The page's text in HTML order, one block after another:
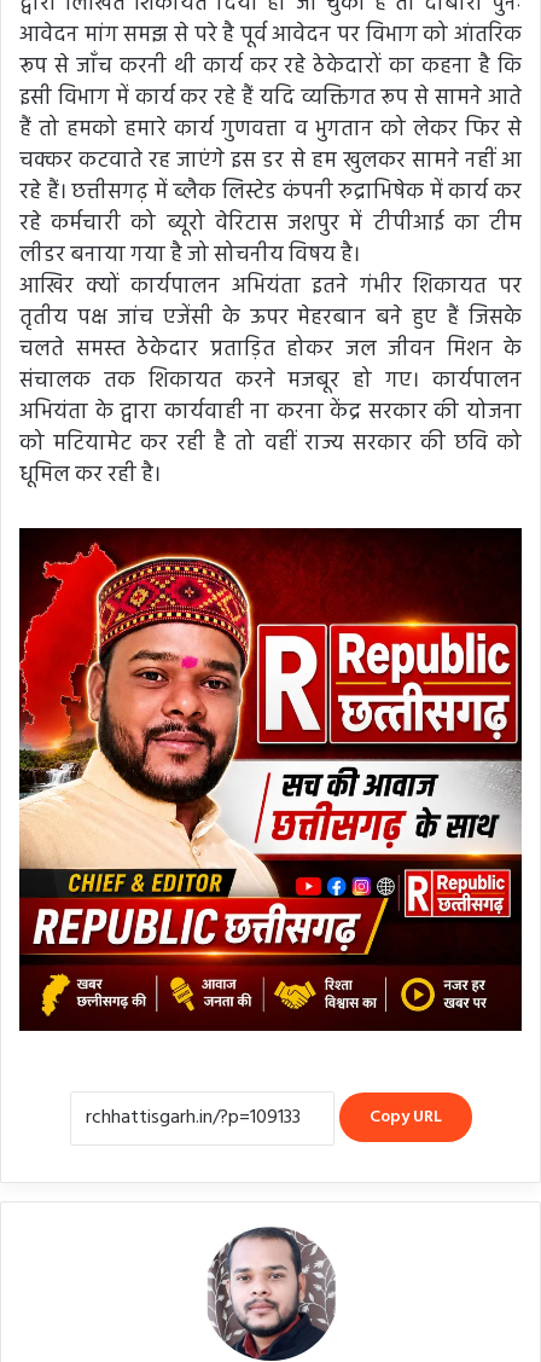
आवेदन मांग समझ से परे है पूर्व आवेदन पर विभाग को आंतरिक
रूप से जाँच करनी थी कार्य कर रहे ठेकेदारों का कहना है कि
इसी विभाग में कार्य कर रहे हैं यदि व्यक्तिगत रूप से सामने आते
हैं तो हमको हमारे कार्य गुणवत्ता व भुगतान को लेकर फिर से
चक्कर कटवाते रह जाएंगे इस डर से हम खुलकर सामने नहीं आ
रहे हैं। छत्तीसगढ़ में ब्लैक लिस्टेड कंपनी रुद्राभिषेक में कार्य कर
रहे कर्मचारी को ब्यूरो वेरिटास जशपुर में टीपीआई का टीम
लीडर बनाया गया है जो सोचनीय विषय है।
आखिर क्यों कार्यपालन अभियंता इतने गंभीर शिकायत पर
तृतीय पक्ष जांच एजेंसी के ऊपर मेहरबान बने हुए हैं जिसके
चलते समस्त ठेकेदार प्रताड़ित होकर जल जीवन मिशन के
संचालक तक शिकायत करने मजबूर हो गए। कार्यपालन
अभियंता के द्वारा कार्यवाही ना करना केंद्र सरकार की योजना
को मटियामेट कर रही है तो वहीं राज्य सरकार की छवि को
धूमिल कर रही है।
Copy URL